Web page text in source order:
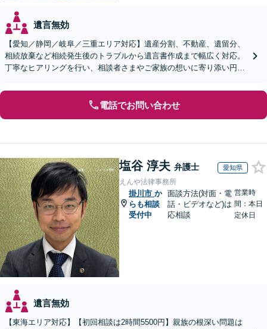
遺言無効
【愛知／静岡／岐阜／三重エリア対応】遺産分割、不動産、遺留分、
相続放棄など相続発生後のトラブルから遺言書作成まで幅広く対応。
丁寧なヒアリングを行い、相談者さまやご家族の想いに寄り添い円滑
電話でお問い合わせ
塩谷 淳夫 弁護士 愛知県
えんや法律事務所
掛川市 か
らも相談
受付中
面談方法(対面・電
話・ビデオなど)は
応相談
営業時
間：本日
定休日
遺言無効
【東海エリア対応】【初回相談は2時間5500円】親族の根深い問題は